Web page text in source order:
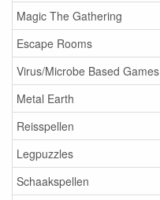
Magic The Gathering
Escape Rooms
Virus/Microbe Based Games
Metal Earth
Reisspellen
Legpuzzles
Schaakspellen